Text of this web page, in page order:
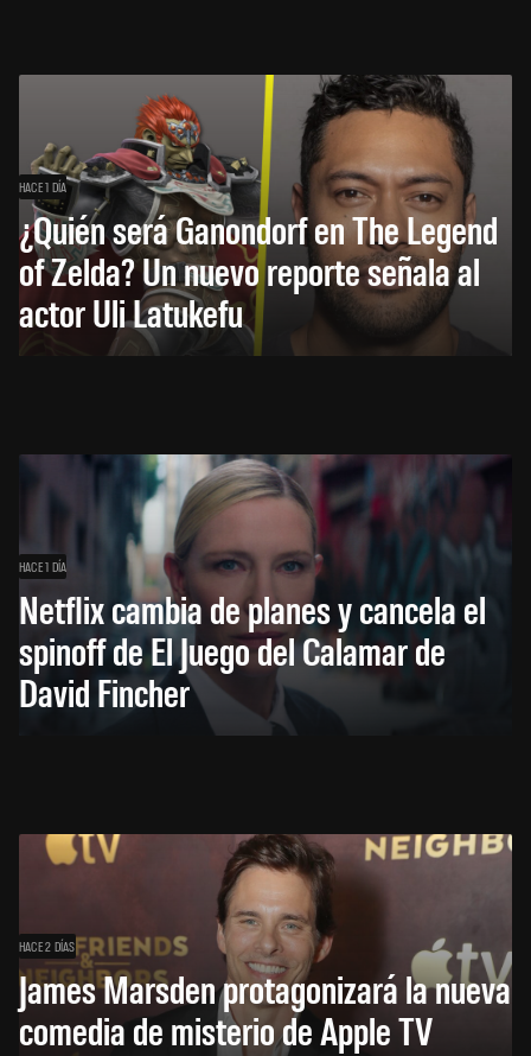
HACE 1 DÍA
¿Quién será Ganondorf en The Legend
of Zelda? Un nuevo reporte señala al
actor Uli Latukefu
HACE 1 DÍA
Netflix cambia de planes y cancela el
spinoff de El Juego del Calamar de
David Fincher
HACE 2 DÍAS
James Marsden protagonizará la nueva
comedia de misterio de Apple TV